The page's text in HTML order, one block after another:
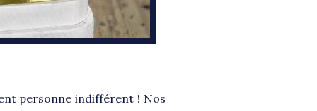
personne indifférent ! Nos